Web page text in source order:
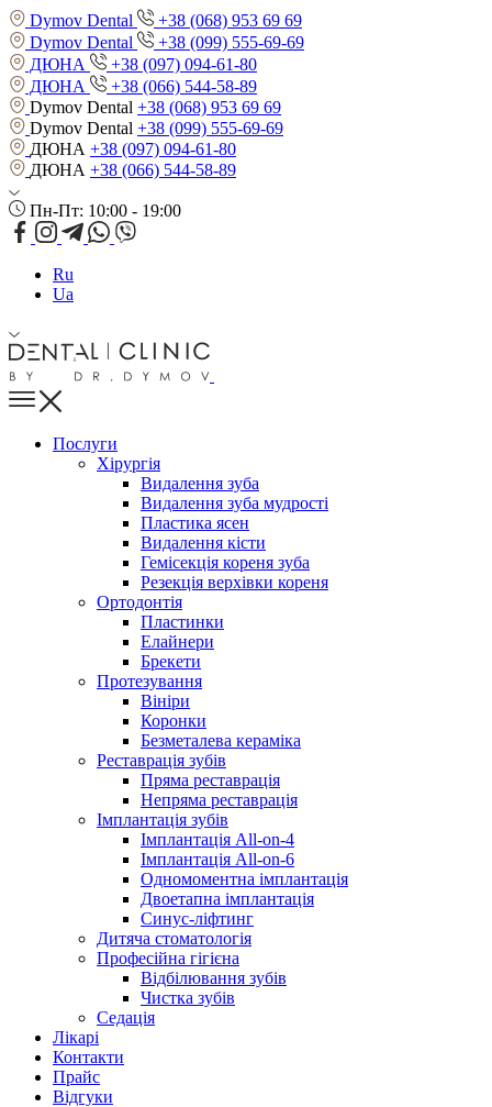
Dymov Dental
+38 (068) 953 69 69
Dymov Dental
+38 (099) 555-69-69
ДЮНА
+38 (097) 094-61-80
ДЮНА
+38 (066) 544-58-89
Dymov Dental +38 (068) 953 69 69
Dymov Dental +38 (099) 555-69-69
ДЮНА +38 (097) 094-61-80
ДЮНА +38 (066) 544-58-89
Пн-Пт: 10:00 - 19:00
Ru
Ua
Послуги
Хірургія
Видалення зуба
Видалення зуба мудрості
Пластика ясен
Видалення кісти
Гемісекція кореня зуба
Резекція верхівки кореня
Ортодонтія
Пластинки
Елайнери
Брекети
Протезування
Вініри
Коронки
Безметалева кераміка
Реставрація зубів
Пряма реставрація
Непряма реставрація
Імплантація зубів
Імплантація All-on-4
Імплантація All-on-6
Одномоментна імплантація
Двоетапна імплантація
Синус-ліфтинг
Дитяча стоматологія
Професійна гігієна
Відбілювання зубів
Чистка зубів
Седація
Лікарі
Контакти
Прайс
Відгуки